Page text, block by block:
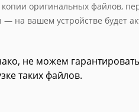
оригинальных файлов,
на вашем устройстве будет
не можем
таких файлов.